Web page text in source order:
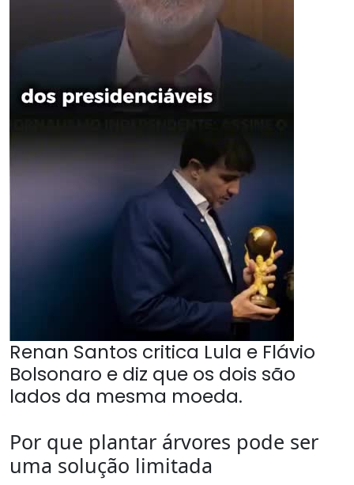
Renan Santos critica Lula e Flávio
Bolsonaro e diz que os dois são
lados da mesma moeda.
Por que plantar árvores pode ser
uma solução limitada